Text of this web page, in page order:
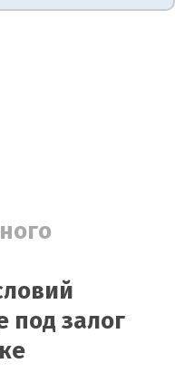
под залог